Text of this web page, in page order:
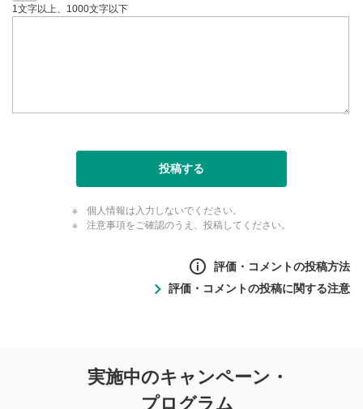
1文字以上、1000文字以下
投稿する
個人情報は入力しないでください。
注意事項をご確認のうえ、投稿してください。
評価・コメントの投稿方法
評価・コメントの投稿に関する注意
投稿に関する注意
実施中のキャンペーン・
プログラム